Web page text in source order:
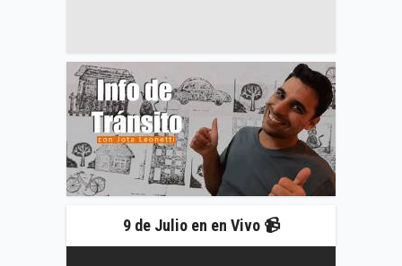
9 de Julio en en Vivo 📹